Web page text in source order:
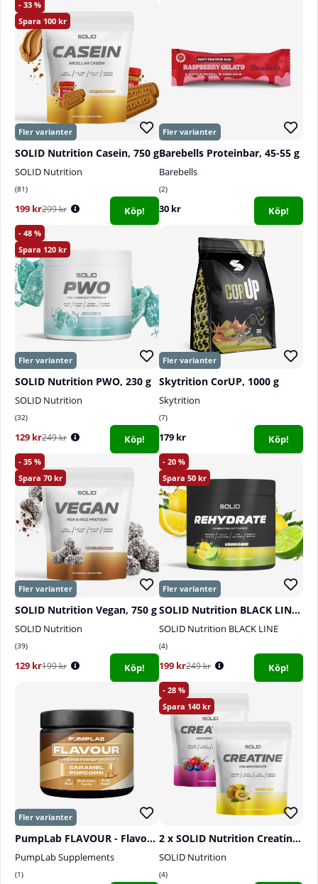
33
100
SOLID Nutrition Casein, 750 g
SOLID Nutrition
81
199 kr299 kr Köp!
Barebells Proteinbar, 45-55 g
Barebells
2
30 kr Köp!
48
120
SOLID Nutrition PWO, 230 g
SOLID Nutrition
32
129 kr249 kr Köp!
Skytrition CorUP, 1000 g
Skytrition
7
179 kr Köp!
35
70
SOLID Nutrition Vegan, 750 g
SOLID Nutrition
39
129 kr199 kr Köp!
20
50
SOLID Nutrition BLACK LINE Rehydrate, 270 g
SOLID Nutrition BLACK LINE
4
199 kr249 kr Köp!
PumpLab FLAVOUR - Flavouring Powder, 60 serv.
PumpLab Supplements
1
28
140
2 x SOLID Nutrition Creatine Monohydrate, 400 g
SOLID Nutrition
4